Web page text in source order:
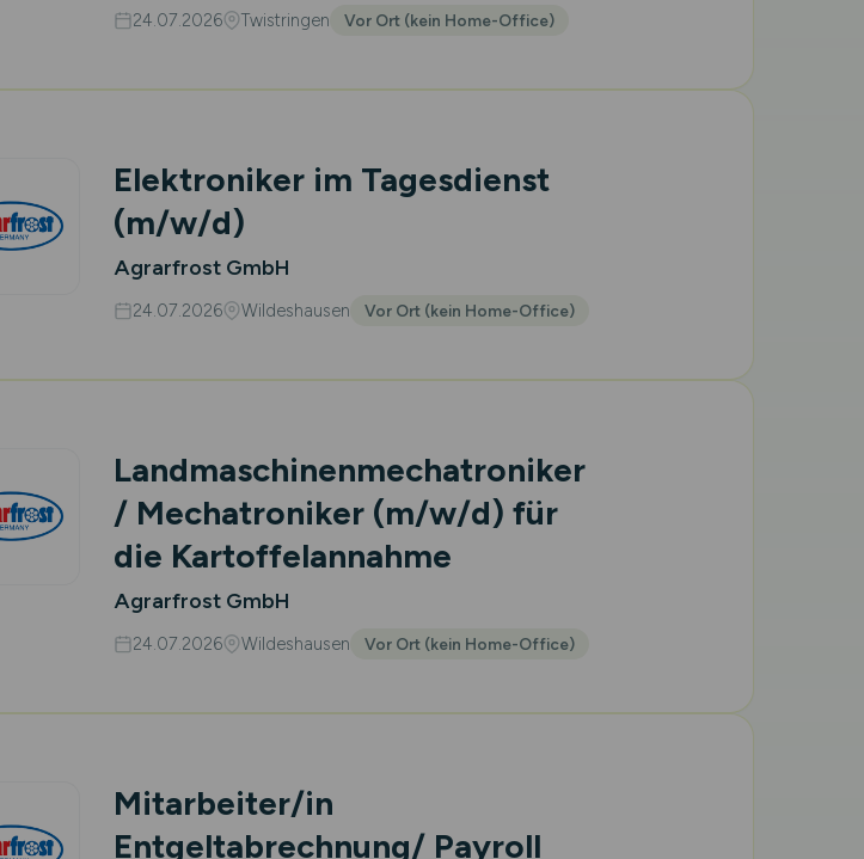
24.07.2026 Twistringen Vor Ort (kein Home-Office)
Elektroniker im Tagesdienst
(m/w/d)
Agrarfrost GmbH
24.07.2026 Wildeshausen Vor Ort (kein Home-Office)
Landmaschinenmechatroniker
/ Mechatroniker (m/w/d) für
die Kartoffelannahme
Agrarfrost GmbH
24.07.2026 Wildeshausen Vor Ort (kein Home-Office)
Mitarbeiter/in
Entgeltabrechnung/ Payroll